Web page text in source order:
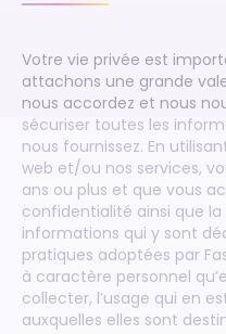
Votre vie privée est
attachons une grande
nous accordez et nous
sécuriser toutes les
nous fournissez. En
web et/ou nos services,
ans ou plus et que vous
confidentialité ainsi que
informations qui y sont
pratiques adoptées par
à caractère personnel
collecter, l’usage qui en
auxquelles elles sont